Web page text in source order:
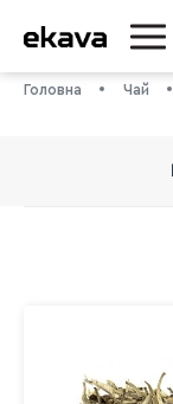
Головна Чай